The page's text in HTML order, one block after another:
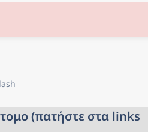
(πατήστε στα links